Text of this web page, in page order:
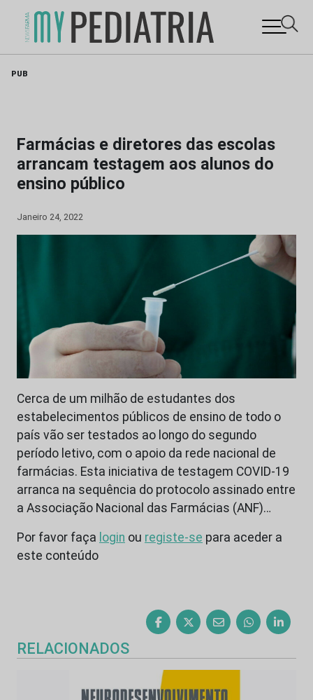
PUB
Farmácias e diretores das escolas
arrancam testagem aos alunos do
ensino público
Janeiro 24, 2022
Cerca de um milhão de estudantes dos
estabelecimentos públicos de ensino de todo o
país vão ser testados ao longo do segundo
período letivo, com o apoio da rede nacional de
farmácias. Esta iniciativa de testagem COVID-19
arranca na sequência do protocolo assinado entre
a Associação Nacional das Farmácias (ANF)…
Por favor faça login ou registe-se para aceder a
este conteúdo
RELACIONADOS